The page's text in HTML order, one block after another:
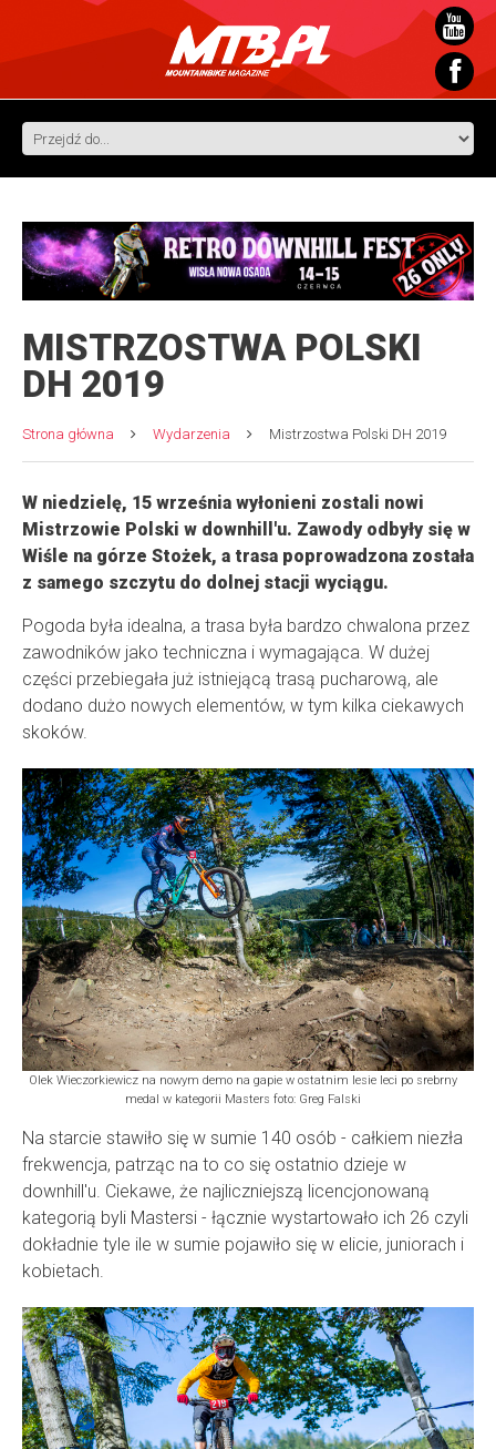
MISTRZOSTWA POLSKI
DH 2019
Strona główna Wydarzenia Mistrzostwa Polski DH 2019
W niedzielę, 15 września wyłonieni zostali nowi
Mistrzowie Polski w downhill'u. Zawody odbyły się w
Wiśle na górze Stożek, a trasa poprowadzona została
z samego szczytu do dolnej stacji wyciągu.
Pogoda była idealna, a trasa była bardzo chwalona przez
zawodników jako techniczna i wymagająca. W dużej
części przebiegała już istniejącą trasą pucharową, ale
dodano dużo nowych elementów, w tym kilka ciekawych
skoków.
Olek Wieczorkiewicz na nowym demo na gapie w ostatnim lesie leci po srebrny
medal w kategorii Masters foto: Greg Falski
Na starcie stawiło się w sumie 140 osób - całkiem niezła
frekwencja, patrząc na to co się ostatnio dzieje w
downhill'u. Ciekawe, że najliczniejszą licencjonowaną
kategorią byli Mastersi - łącznie wystartowało ich 26 czyli
dokładnie tyle ile w sumie pojawiło się w elicie, juniorach i
kobietach.